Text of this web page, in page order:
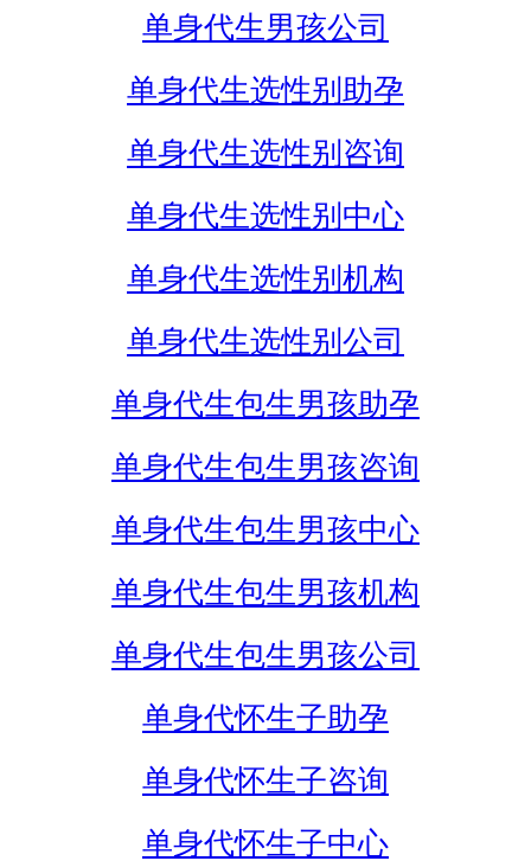
单身代生男孩公司
单身代生选性别助孕
单身代生选性别咨询
单身代生选性别中心
单身代生选性别机构
单身代生选性别公司
单身代生包生男孩助孕
单身代生包生男孩咨询
单身代生包生男孩中心
单身代生包生男孩机构
单身代生包生男孩公司
单身代怀生子助孕
单身代怀生子咨询
单身代怀生子中心